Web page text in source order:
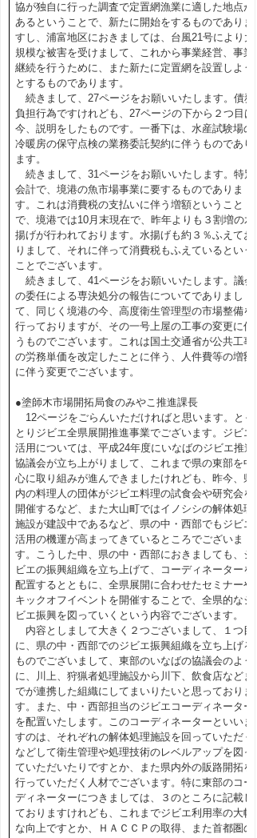
協が独自に行った調査で定置網漁業に適した地点が
あるということで、新たに開始をするものでありま
すし、浦富地区におきましては、台風21号により大
規模な被害を受けまして、これから事業経営、事業
継続を行うために、また新たに定置網を設置しよう
とするものであります。
続きまして、27ページをお願いいたします。債務
負担行為ですけれども、27ページの下から２つ目は
今、説明をしたものです。一番下は、水産試験場の
冷暖房の保守点検の業務委託契約に伴うものであり
ます。
続きまして、31ページをお願いいたします。特別
会計で、境港の魚市場事業に要するものでありま
す。これは消費税の支払いに伴う増額ということ
で、境港では10月末現在で、昨年よりも３割増の水
揚げが行われております。水揚げも約３％ふえてお
りまして、それに伴って消費税もふえているという
ことでございます。
続きまして、41ページをお願いいたします。議会
の委任による専決処分の報告についてでありまし
て、同じく境港の今、高度衛生管理型の市場整備を
行っておりますが、その一号上屋の工事の変更に伴
うものでございます。これは国土交通省が公共工事
の労務単価を改定したことに伴う、人件費等の増額
に伴う変更でございます。
●塗師木市場開拓局食のみやこ推進課長
12ページをごらんいただければと思います。とっ
とりジビエ全県展開推進事業でございます。ジビエ
活用については、平成24年度にいなばのジビエ推進
協議会が立ち上がりまして、これまで県の東部を中
心に取り組みが進んできましたけれども、昨今、県
内の料理人の団体がジビエ料理の試食会や研究会を
開催するなど、また大山町ではイノシシの解体処理
施設が建設中であるなど、県の中・西部でもジビエ
活用の機運が高まってきているところでございま
す。こうした中、県の中・西部におきましても、ジ
ビエの振興組織を立ち上げて、コーディネーターを
配置するとともに、全県展開に合わせたセミナーや
キックオフイベントを開催することで、全県的なジ
ビエ振興を図っていくという内容でございます。
内容としまして大きく２つございまして、１つ目
に、県の中・西部でのジビエ振興組織を立ち上げる
ものでございまして、東部のいなばの協議会のよう
に、川上、狩猟者処理施設から川下、飲食店などま
でが連携した組織にしてまいりたいと思っておりま
す。また、中・西部担当のジビエコーディネーター
を配置いたします。このコーディネーターといいま
すのは、それぞれの解体処理施設を回っていただく
などして衛生管理や処理技術のレベルアップを図っ
ていただいたりですとか、また県内外の販路開拓を
行っていただく人材でございます。特に東部のコー
ディネーターにつきましては、３のところに記載し
ておりますけれども、これまでジビエ利用率の大幅
な向上ですとか、ＨＡＣＣＰの取得、また首都圏の